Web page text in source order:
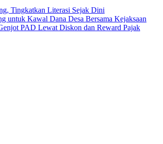
Tingkatkan Literasi Sejak Dini
untuk Kawal Dana Desa Bersama Kejaksaan
PAD Lewat Diskon dan Reward Pajak